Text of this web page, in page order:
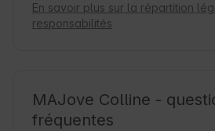
En savoir plus sur la répartition
responsabilités
MAJove Colline -
fréquentes